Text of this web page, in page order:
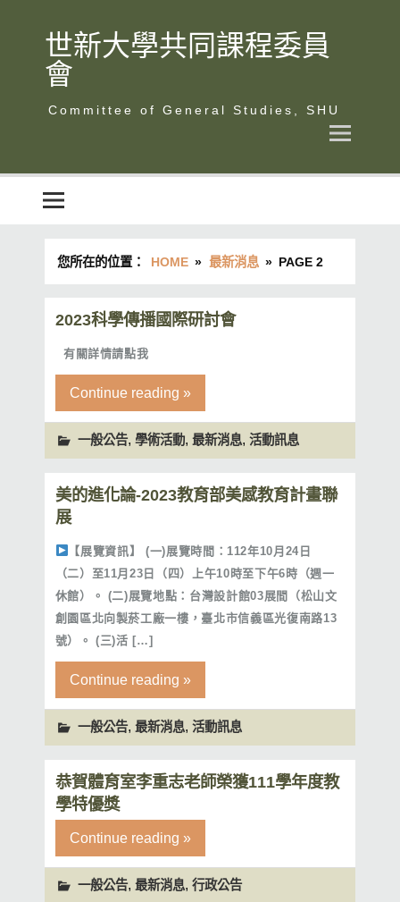
世新大學共同課程委員
會
您所在的位置： HOME 最新消息 PAGE 2
2023科學傳播國際研討會
有關詳情請點我
Continue reading »
一般公告, 學術活動, 最新消息, 活動訊息
美的進化論-2023教育部美感教育計畫聯
展
【展覽資訊】 (一)展覽時間：112年10月24日
（二）至11月23日（四）上午10時至下午6時（週一
休館）。 (二)展覽地點：台灣設計館03展間（松山文
創園區北向製菸工廠一樓，臺北市信義區光復南路13
號）。 (三)活 […]
Continue reading »
一般公告, 最新消息, 活動訊息
恭賀體育室李重志老師榮獲111學年度教
學特優獎
Continue reading »
一般公告, 最新消息, 行政公告